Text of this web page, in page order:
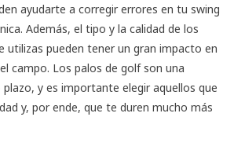
ayudarte a corregir errores en tu swing
Además, el tipo y la calidad de los
utilizas pueden tener un gran impacto en
campo. Los palos de golf son una
y es importante elegir aquellos que
y, por ende, que te duren mucho más